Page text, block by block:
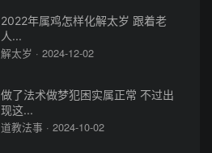
2022年属鸡怎样化解太岁 跟着老
人...
解太岁 · 2024-12-02
做了法术做梦犯困实属正常 不过出
现这...
道教法事 · 2024-10-02